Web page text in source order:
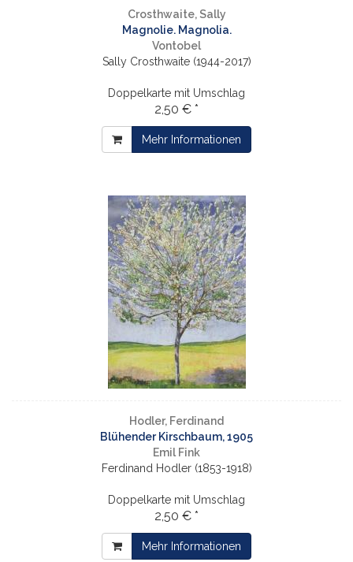
Crosthwaite, Sally
Magnolie. Magnolia.
Vontobel
Sally Crosthwaite (1944-2017)
Doppelkarte mit Umschlag
2,50 € *
Mehr Informationen
Hodler, Ferdinand
Blühender Kirschbaum, 1905
Emil Fink
Ferdinand Hodler (1853-1918)
Doppelkarte mit Umschlag
2,50 € *
Mehr Informationen